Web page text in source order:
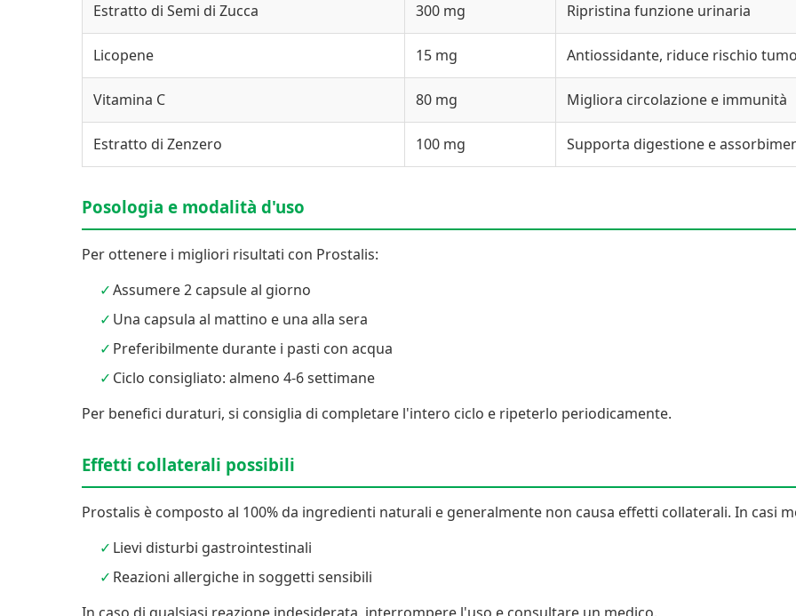
Estratto di Semi di Zucca 300 mg Ripristina funzione urinaria
Licopene 15 mg Antiossidante, riduce rischio
Vitamina C 80 mg Migliora circolazione e immunità
Estratto di Zenzero 100 mg Supporta digestione e
Posologia e modalità d'uso
Per ottenere i migliori risultati con Prostalis:
Assumere 2 capsule al giorno
Una capsula al mattino e una alla sera
Preferibilmente durante i pasti con acqua
Ciclo consigliato: almeno 4-6 settimane
Per benefici duraturi, si consiglia di completare l'intero ciclo e ripeterlo periodicamente.
Effetti collaterali possibili
Prostalis è composto al 100% da ingredienti naturali e generalmente non causa effetti collaterali. In casi
Lievi disturbi gastrointestinali
Reazioni allergiche in soggetti sensibili